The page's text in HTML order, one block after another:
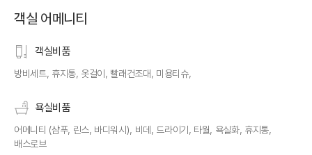
객실 어메니티
객실비품
방비세트, 휴지통, 옷걸이, 빨래건조대, 미용티슈,
욕실비품
어메니티 (샴푸, 린스, 바디워시), 비데, 드라이기, 타월, 욕실화, 휴지통,
배스로브